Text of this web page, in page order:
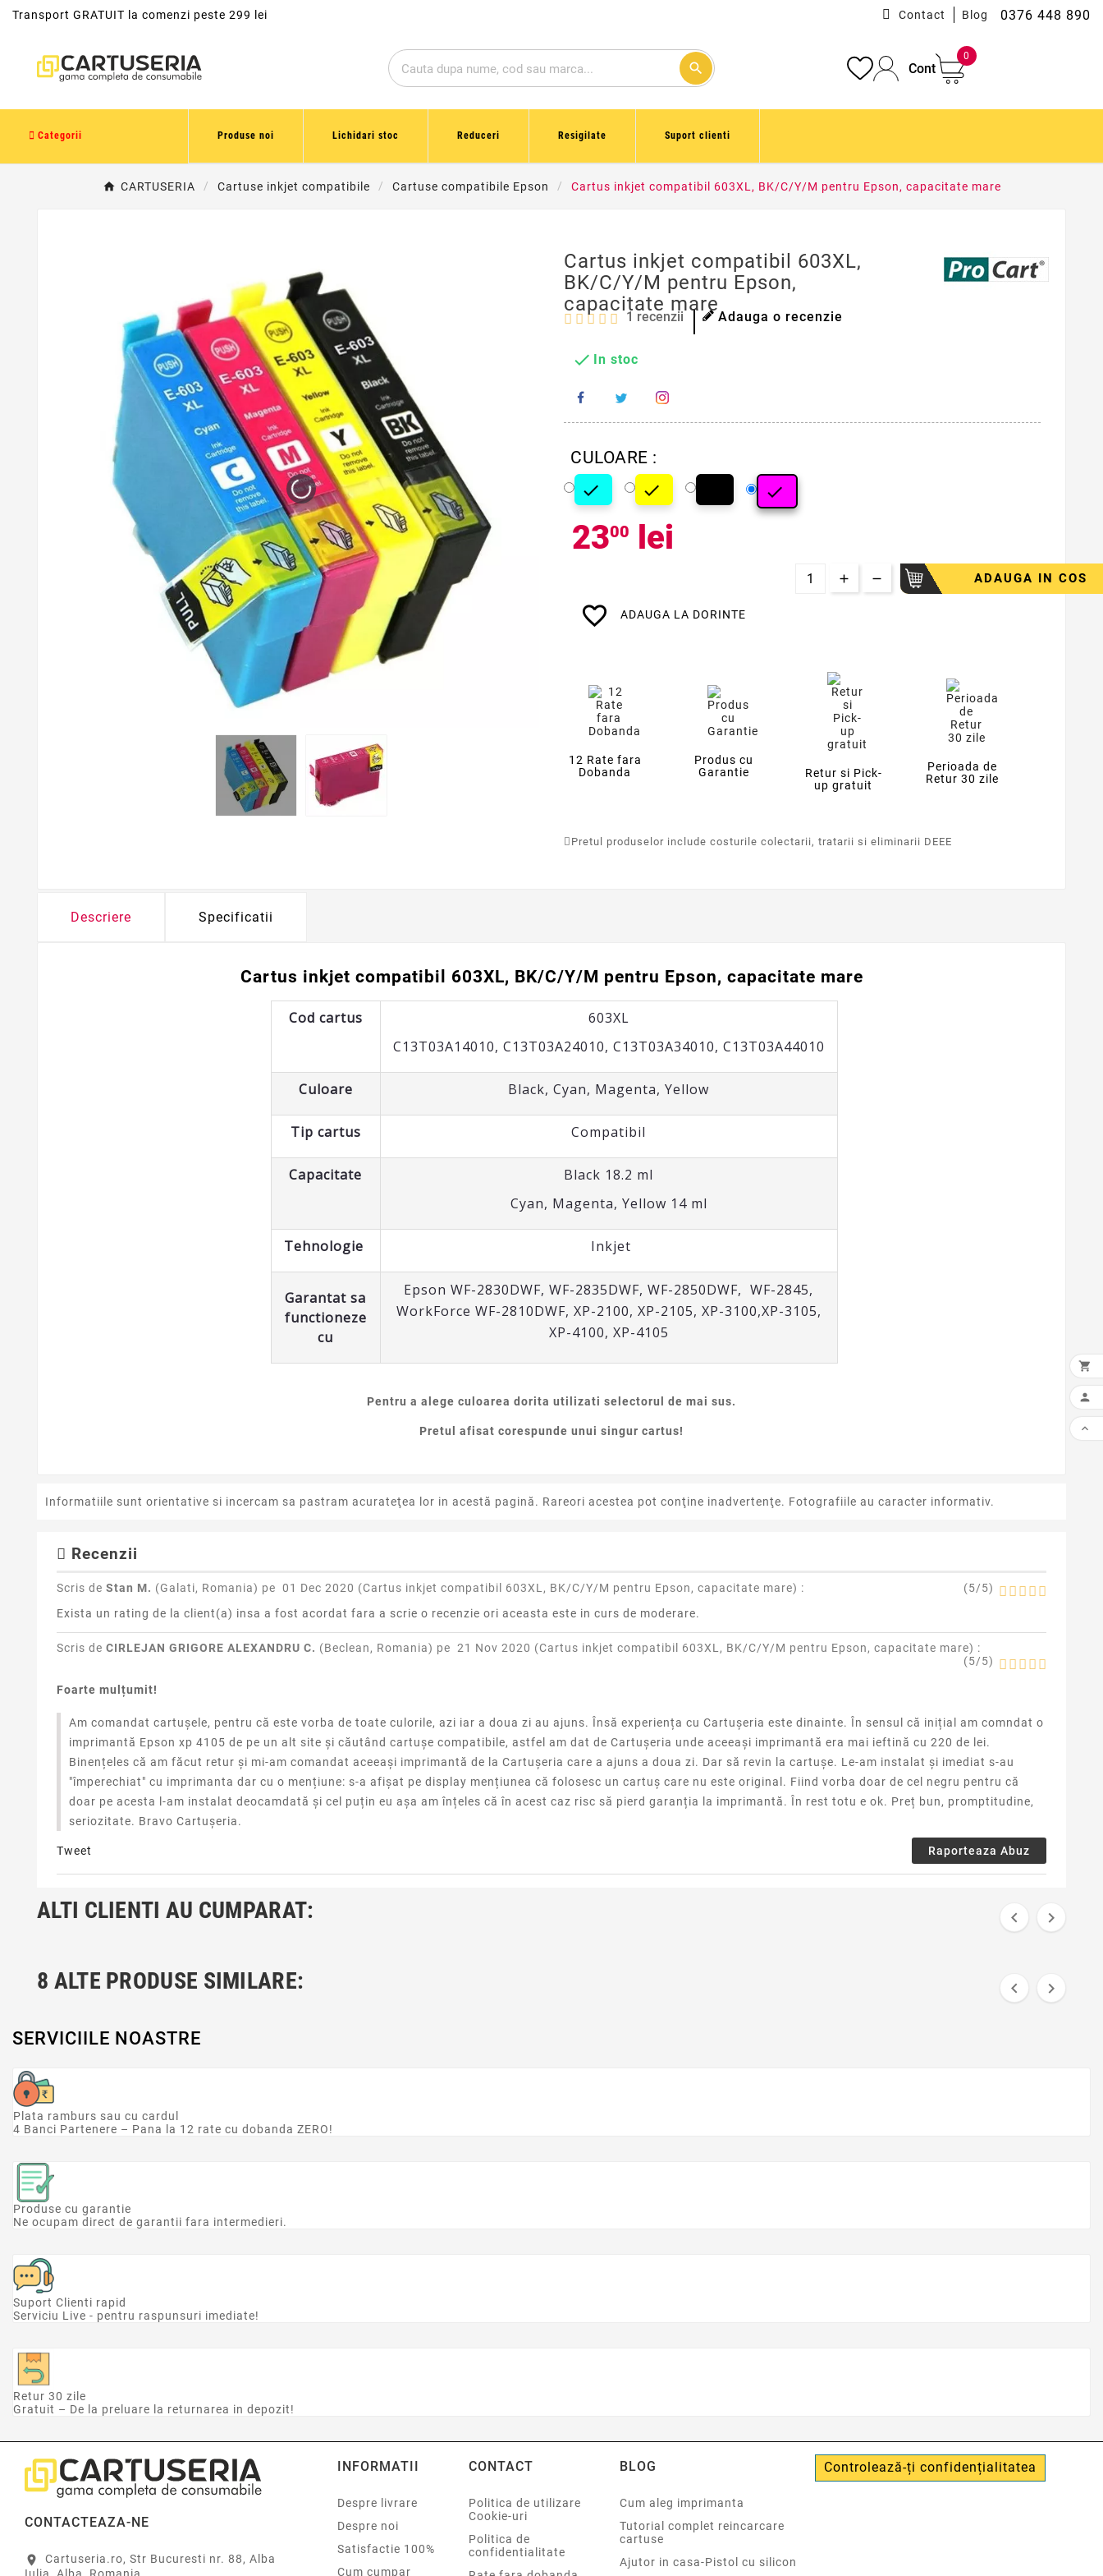
0376 448 890
Transport GRATUIT la comenzi peste 299 lei Contact Blog
search Cont
0
Categorii Produse noi Lichidari stoc Reduceri Resigilate Suport clienti
CARTUSERIA Cartuse inkjet compatibile Cartuse compatibile Epson Cartus inkjet compatibil 603XL, BK/C/Y/M pentru Epson, capacitate mare
Cartus inkjet compatibil 603XL,
BK/C/Y/M pentru Epson,
capacitate mare
1 recenzii Adauga o recenzie
 In stoc
CULOARE :
Cyan
 Galben
 Magenta

2300 lei
favorite_border ADAUGA LA DORINTE
ADAUGA IN COS
12 Rate fara
Dobanda
Produs cu
Garantie
Retur si Pick-
up gratuit
Perioada de
Retur 30 zile
Pretul produselor include costurile colectarii, tratarii si eliminarii DEEE
Descriere Specificatii
Cartus inkjet compatibil 603XL, BK/C/Y/M pentru Epson, capacitate mare
Cod cartus
603XL
C13T03A14010, C13T03A24010, C13T03A34010, C13T03A44010
Culoare Black, Cyan, Magenta, Yellow
Tip cartus Compatibil
Capacitate
Black 18.2 ml
Cyan, Magenta, Yellow 14 ml
Tehnologie Inkjet
Garantat sa
functioneze
cu
Epson WF-2830DWF, WF-2835DWF, WF-2850DWF, WF-2845,
WorkForce WF-2810DWF, XP-2100, XP-2105, XP-3100,XP-3105,
XP-4100, XP-4105
Pentru a alege culoarea dorita utilizati selectorul de mai sus.
Pretul afisat corespunde unui singur cartus!
Informatiile sunt orientative si incercam sa pastram acurateţea lor in acestă pagină. Rareori acestea pot conţine inadvertenţe. Fotografiile au caracter informativ.
Recenzii
Scris de Stan M. (Galati, Romania) pe 01 Dec 2020 (Cartus inkjet compatibil 603XL, BK/C/Y/M pentru Epson, capacitate mare) : (5/5)
Exista un rating de la client(a) insa a fost acordat fara a scrie o recenzie ori aceasta este in curs de moderare.
Scris de CIRLEJAN GRIGORE ALEXANDRU C. (Beclean, Romania) pe 21 Nov 2020 (Cartus inkjet compatibil 603XL, BK/C/Y/M pentru Epson, capacitate mare) :
(5/5)
Foarte mulțumit!
Am comandat cartușele, pentru că este vorba de toate culorile, azi iar a doua zi au ajuns. Însă experiența cu Cartușeria este dinainte. În sensul că inițial am comndat o
imprimantă Epson xp 4105 de pe un alt site și căutând cartușe compatibile, astfel am dat de Cartușeria unde aceeași imprimantă era mai ieftină cu 220 de lei.
Binențeles că am făcut retur și mi-am comandat aceeași imprimantă de la Cartușeria care a ajuns a doua zi. Dar să revin la cartușe. Le-am instalat și imediat s-au
"împerechiat" cu imprimanta dar cu o mențiune: s-a afișat pe display mențiunea că folosesc un cartuș care nu este original. Fiind vorba doar de cel negru pentru că
doar pe acesta l-am instalat deocamdată și cel puțin eu așa am înțeles că în acest caz risc să pierd garanția la imprimantă. În rest totu e ok. Preț bun, promptitudine,
seriozitate. Bravo Cartușeria.
Tweet Raporteaza Abuz
ALTI CLIENTI AU CUMPARAT:  
8 ALTE PRODUSE SIMILARE:  
SERVICIILE NOASTRE
Plata ramburs sau cu cardul
4 Banci Partenere – Pana la 12 rate cu dobanda ZERO!
Produse cu garantie
Ne ocupam direct de garantii fara intermedieri.
Suport Clienti rapid
Serviciu Live - pentru raspunsuri imediate!
Retur 30 zile
Gratuit – De la preluare la returnarea in depozit!
CONTACTEAZA-NE
location_on
Cartuseria.ro, Str Bucuresti nr. 88, Alba
INFORMATII
Despre livrare
Despre noi
Satisfactie 100%
Cum cumpar
CONTACT
Politica de utilizare
Cookie-uri
Politica de
confidentialitate
BLOG
Cum aleg imprimanta
Tutorial complet reincarcare
cartuse
Ajutor in casa-Pistol cu silicon
Controlează-ți confidențialitatea


